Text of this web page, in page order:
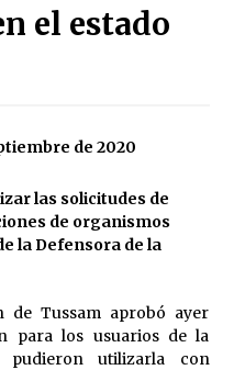
el festival Interestelar de
encargarán de la seguridad
2022
al
de
esquiva su liquidación al
seis millones de euros a la
el estado
de 2020
las solicitudes de
de organismos
la Defensora de la
de Tussam aprobó ayer
para los usuarios de la
pudieron utilizarla con